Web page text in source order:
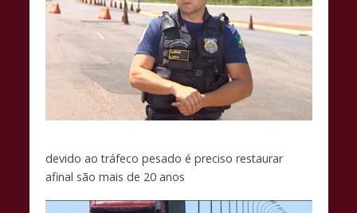
devido ao tráfeco pesado é preciso restaurar
afinal são mais de 20 anos